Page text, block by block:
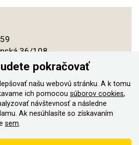
36/108
901
Brno. Všetky práva
pokračovať
našu webovú stránku. A k tomu
ich pomocou súborov cookies,
návštevnosť a následne
Ak nesúhlasíte so získavaním
sem.